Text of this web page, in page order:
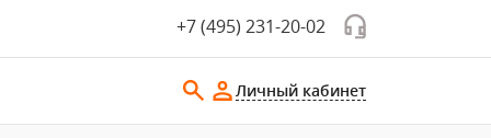
+7 (495) 231-20-02
Личный кабинет